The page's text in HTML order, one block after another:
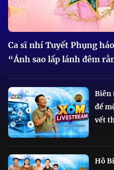
Ca sĩ nhí Tuyết Phụng
“Ánh sao lấp lánh đêm
Biên
để
vết
Hô